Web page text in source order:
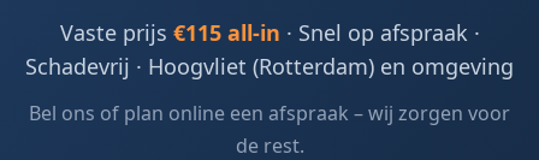
Vaste prijs €115 all-in · Snel op afspraak ·
Schadevrij · Hoogvliet (Rotterdam) en omgeving
Bel ons of plan online een afspraak – wij zorgen voor
de rest.